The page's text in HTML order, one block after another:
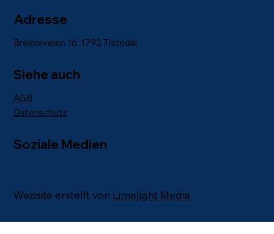
Adresse
Brekkeveien 16, 1792 Tistedal
Soziale Medien
Siehe auch
AGB
Datenschutz
Website erstellt von Limelight Media